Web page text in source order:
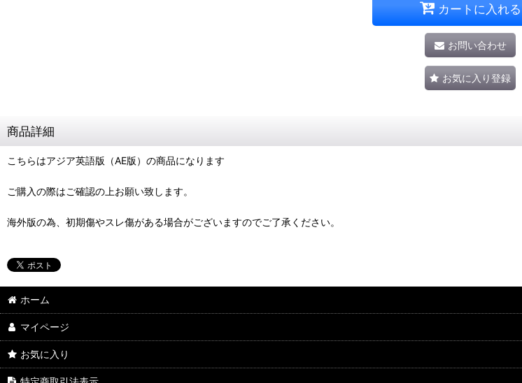
カートに入れる
お問い合わせ
お気に入り登録
商品詳細
こちらはアジア英語版（AE版）の商品になります
ご購入の際はご確認の上お願い致します。
海外版の為、初期傷やスレ傷がある場合がございますのでご了承ください。
ホーム
マイページ
お気に入り